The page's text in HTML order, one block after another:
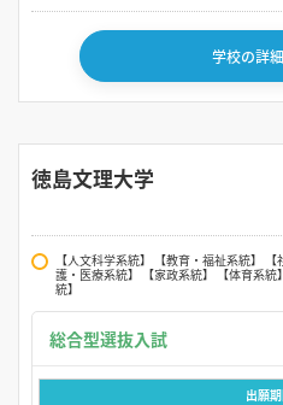
学校の詳
徳島文理大学
【人文科学系統】 【教育・福祉系統】
護・医療系統】 【家政系統】 【体育系
統】
出願